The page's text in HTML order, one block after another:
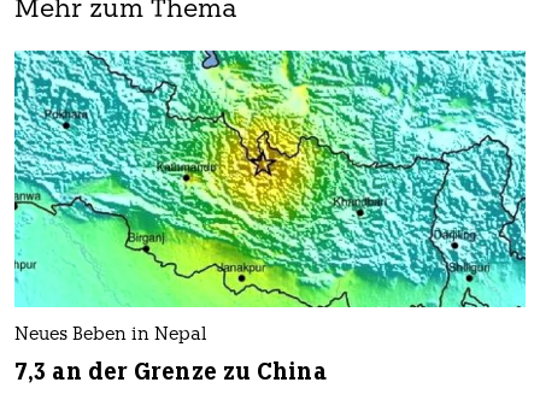
Mehr zum Thema
Neues Beben in Nepal
7,3 an der Grenze zu China